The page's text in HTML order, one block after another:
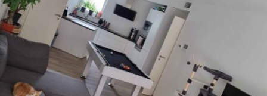
Bonjour, La seconde chambre se libère dans un appart 2
chambres. idéale pour un premier emménagement, tout est
meublé sauf la chambre. Disponible a partir du 15 septembre
2026, négociable plus tôt (début aout). La chambre fait 9M² dans
un appartement au centre de Courbevoie derrière l'esplanade à...